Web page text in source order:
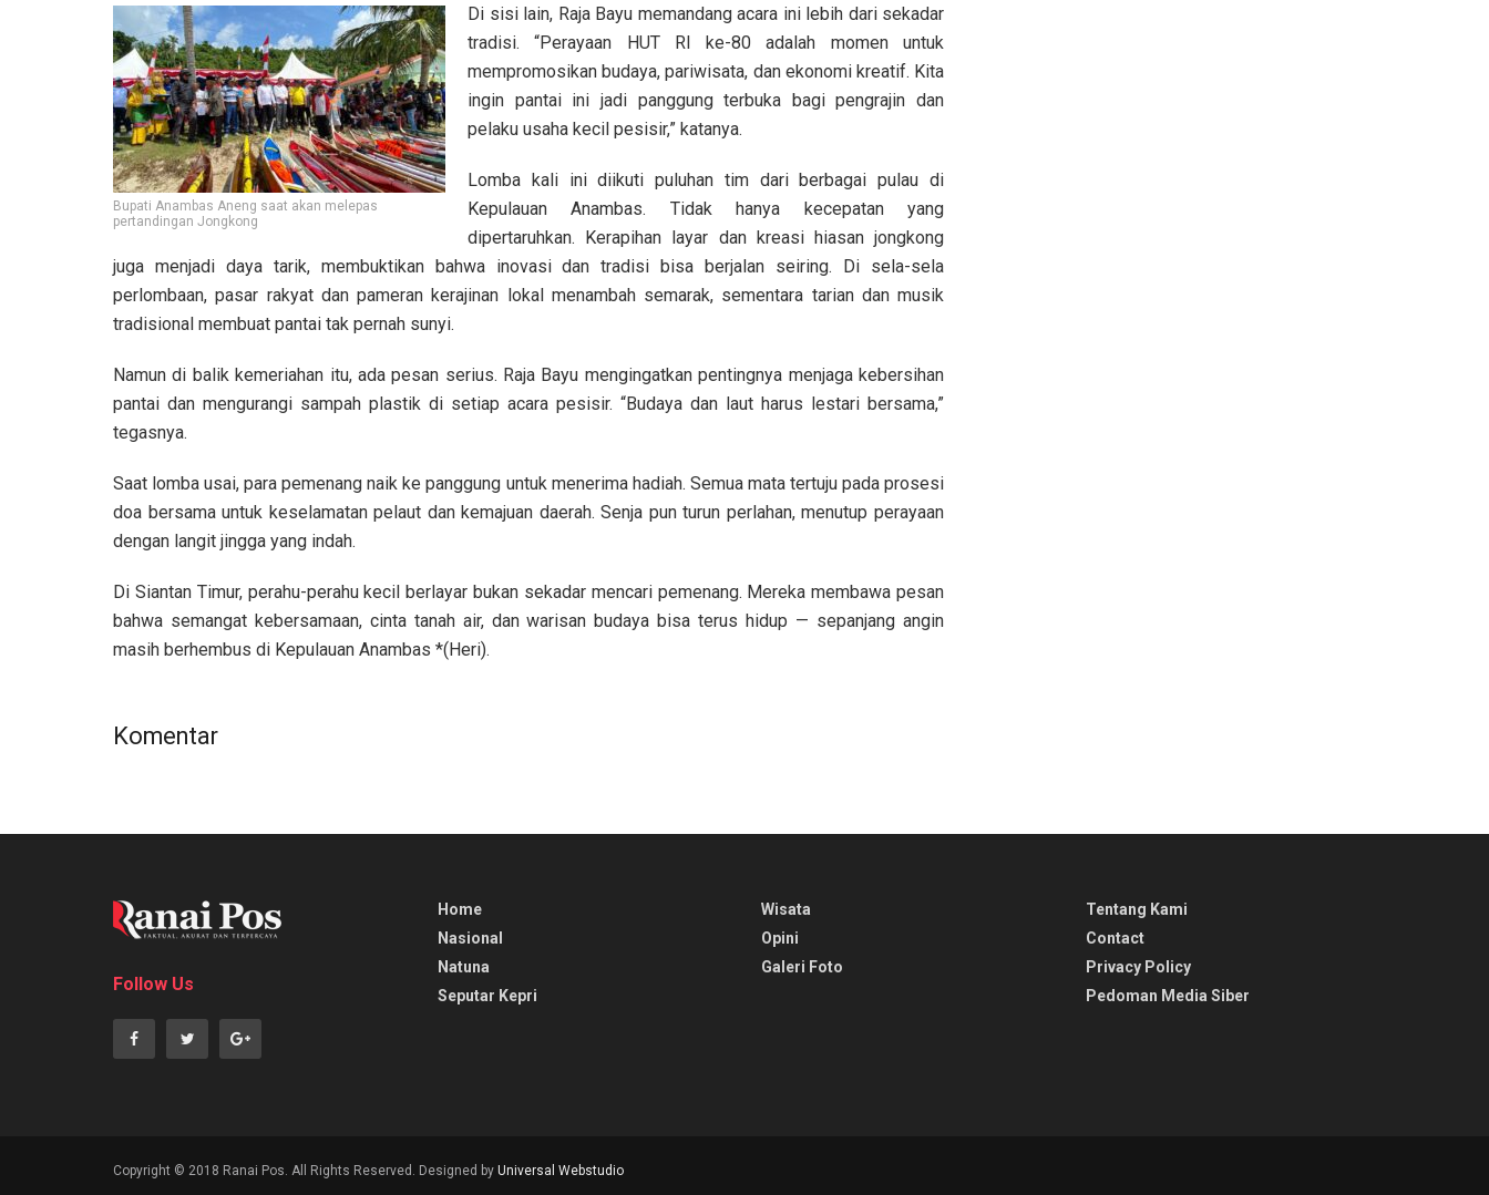
Bupati Anambas Aneng saat akan melepas
pertandingan Jongkong
Di sisi lain, Raja Bayu memandang acara ini lebih dari sekadar
tradisi. “Perayaan HUT RI ke-80 adalah momen untuk
mempromosikan budaya, pariwisata, dan ekonomi kreatif. Kita
ingin pantai ini jadi panggung terbuka bagi pengrajin dan
pelaku usaha kecil pesisir,” katanya.
Lomba kali ini diikuti puluhan tim dari berbagai pulau di
Kepulauan Anambas. Tidak hanya kecepatan yang
dipertaruhkan. Kerapihan layar dan kreasi hiasan jongkong
juga menjadi daya tarik, membuktikan bahwa inovasi dan tradisi bisa berjalan seiring. Di sela-sela
perlombaan, pasar rakyat dan pameran kerajinan lokal menambah semarak, sementara tarian dan musik
tradisional membuat pantai tak pernah sunyi.
Namun di balik kemeriahan itu, ada pesan serius. Raja Bayu mengingatkan pentingnya menjaga kebersihan
pantai dan mengurangi sampah plastik di setiap acara pesisir. “Budaya dan laut harus lestari bersama,”
tegasnya.
Saat lomba usai, para pemenang naik ke panggung untuk menerima hadiah. Semua mata tertuju pada prosesi
doa bersama untuk keselamatan pelaut dan kemajuan daerah. Senja pun turun perlahan, menutup perayaan
dengan langit jingga yang indah.
Di Siantan Timur, perahu-perahu kecil berlayar bukan sekadar mencari pemenang. Mereka membawa pesan
bahwa semangat kebersamaan, cinta tanah air, dan warisan budaya bisa terus hidup — sepanjang angin
masih berhembus di Kepulauan Anambas *(Heri).
Komentar
Follow Us
Home
Nasional
Natuna
Seputar Kepri
Wisata
Opini
Galeri Foto
Tentang Kami
Contact
Privacy Policy
Pedoman Media Siber
Copyright © 2018 Ranai Pos. All Rights Reserved. Designed by Universal Webstudio